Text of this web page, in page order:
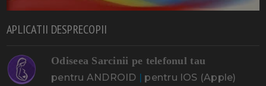
APLICATII DESPRECOPII
Odiseea Sarcinii pe telefonul tau
pentru ANDROID | pentru IOS (Apple)